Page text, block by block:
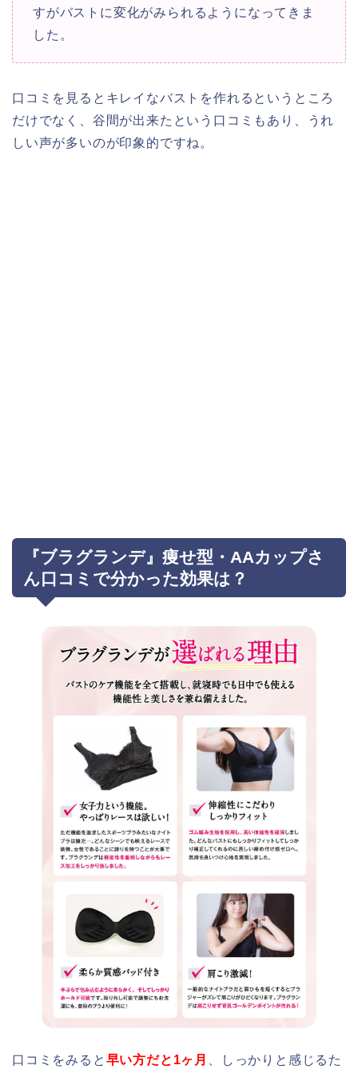
すがバストに変化がみられるようになってきま
した。
口コミを見るとキレイなバストを作れるというところ
だけでなく、谷間が出来たという口コミもあり、うれ
しい声が多いのが印象的ですね。
『ブラグランデ』痩せ型・AAカップさ
ん口コミで分かった効果は？
口コミをみると 早い方だと1ヶ月 、しっかりと感じるた